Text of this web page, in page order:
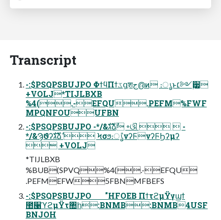
Transcript
-:$PSQPSBUJPO ΦϯϥΠϯػցֶशج൫ͷ ։ൃͱ׆༻࣮੷
+VOLJ*TIJLBXB
%4(.-EFQU.PEFM%FWF
MPQNFOUUFBN
-:$PSQPSBUJPO -*/&גࣜձࣾ ৽ଔ   -
*/&Ϡϑʔגࣜձࣾ  Ϟσϧ։ൃ̎νʔϜνʔϜϦʔμʔ
 +VOLJ
*TIJLBXB
%BUB(SPVQ%4(.-EFQU
.PEFMEFW5FBNMFBEFS
-:$PSQPSBUJPO       "HFOEB ΠϯτϩμΫγϣϯ
಺੡ϓϩμΫτ঺հ:BNMB:BNMB4USF
BNJOH